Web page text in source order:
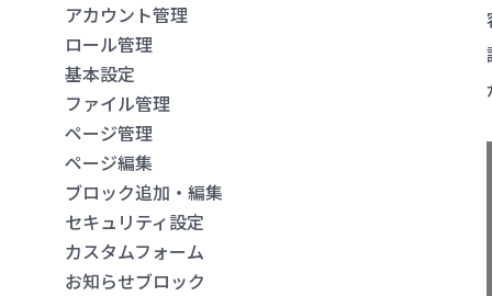
アカウント管理
ロール管理
基本設定
ファイル管理
ページ管理
ページ編集
ブロック追加・編集
セキュリティ設定
カスタムフォーム
お知らせブロック